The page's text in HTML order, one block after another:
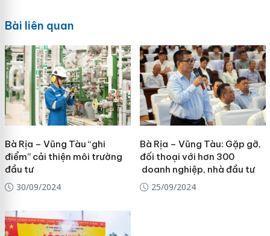
Bài liên quan
Bà Rịa – Vũng Tàu “ghi
điểm” cải thiện môi trường
đầu tư
30/09/2024
Bà Rịa – Vũng Tàu: Gặp gỡ,
đối thoại với hơn 300
doanh nghiệp, nhà đầu tư
25/09/2024